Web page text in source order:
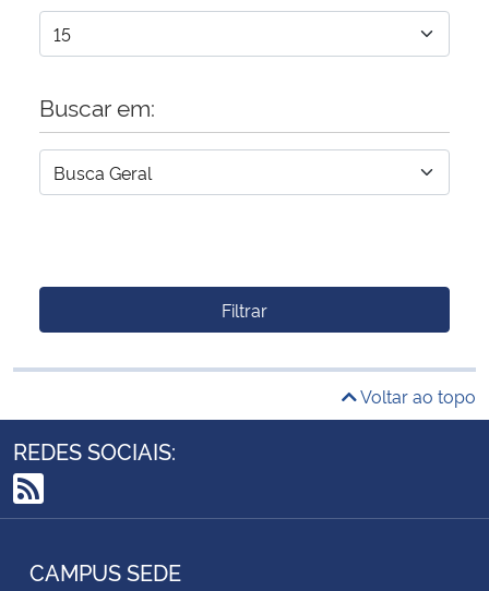
Buscar em:
Filtrar
Voltar ao topo
REDES SOCIAIS:
RSS
CAMPUS SEDE